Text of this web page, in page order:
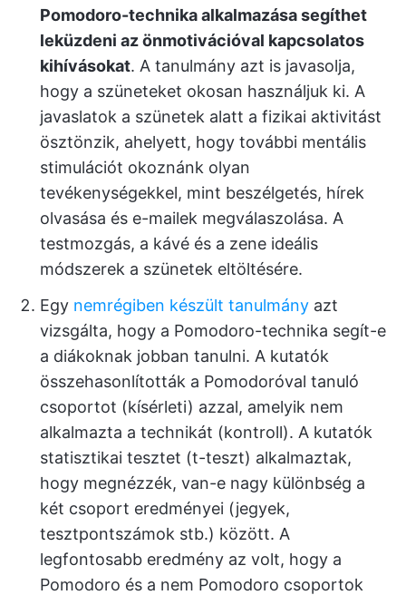
Pomodoro-technika alkalmazása segíthet
leküzdeni az önmotivációval kapcsolatos
kihívásokat. A tanulmány azt is javasolja,
hogy a szüneteket okosan használjuk ki. A
javaslatok a szünetek alatt a fizikai aktivitást
ösztönzik, ahelyett, hogy további mentális
stimulációt okoznánk olyan
tevékenységekkel, mint beszélgetés, hírek
olvasása és e-mailek megválaszolása. A
testmozgás, a kávé és a zene ideális
módszerek a szünetek eltöltésére.
Egy nemrégiben készült tanulmány azt
vizsgálta, hogy a Pomodoro-technika segít-e
a diákoknak jobban tanulni. A kutatók
összehasonlították a Pomodoróval tanuló
csoportot (kísérleti) azzal, amelyik nem
alkalmazta a technikát (kontroll). A kutatók
statisztikai tesztet (t-teszt) alkalmaztak,
hogy megnézzék, van-e nagy különbség a
két csoport eredményei (jegyek,
tesztpontszámok stb.) között. A
legfontosabb eredmény az volt, hogy a
Pomodoro és a nem Pomodoro csoportok